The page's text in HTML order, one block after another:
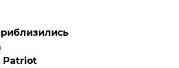
Patriot